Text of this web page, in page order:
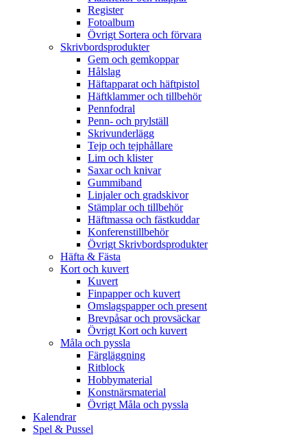
Register
Fotoalbum
Övrigt Sortera och förvara
Skrivbordsprodukter
Gem och gemkoppar
Hålslag
Häftapparat och häftpistol
Häftklammer och tillbehör
Pennfodral
Penn- och prylställ
Skrivunderlägg
Tejp och tejphållare
Lim och klister
Saxar och knivar
Gummiband
Linjaler och gradskivor
Stämplar och tillbehör
Häftmassa och fästkuddar
Konferenstillbehör
Övrigt Skrivbordsprodukter
Häfta & Fästa
Kort och kuvert
Kuvert
Finpapper och kuvert
Omslagspapper och present
Brevpåsar och provsäckar
Övrigt Kort och kuvert
Måla och pyssla
Färgläggning
Ritblock
Hobbymaterial
Konstnärsmaterial
Övrigt Måla och pyssla
Kalendrar
Spel & Pussel